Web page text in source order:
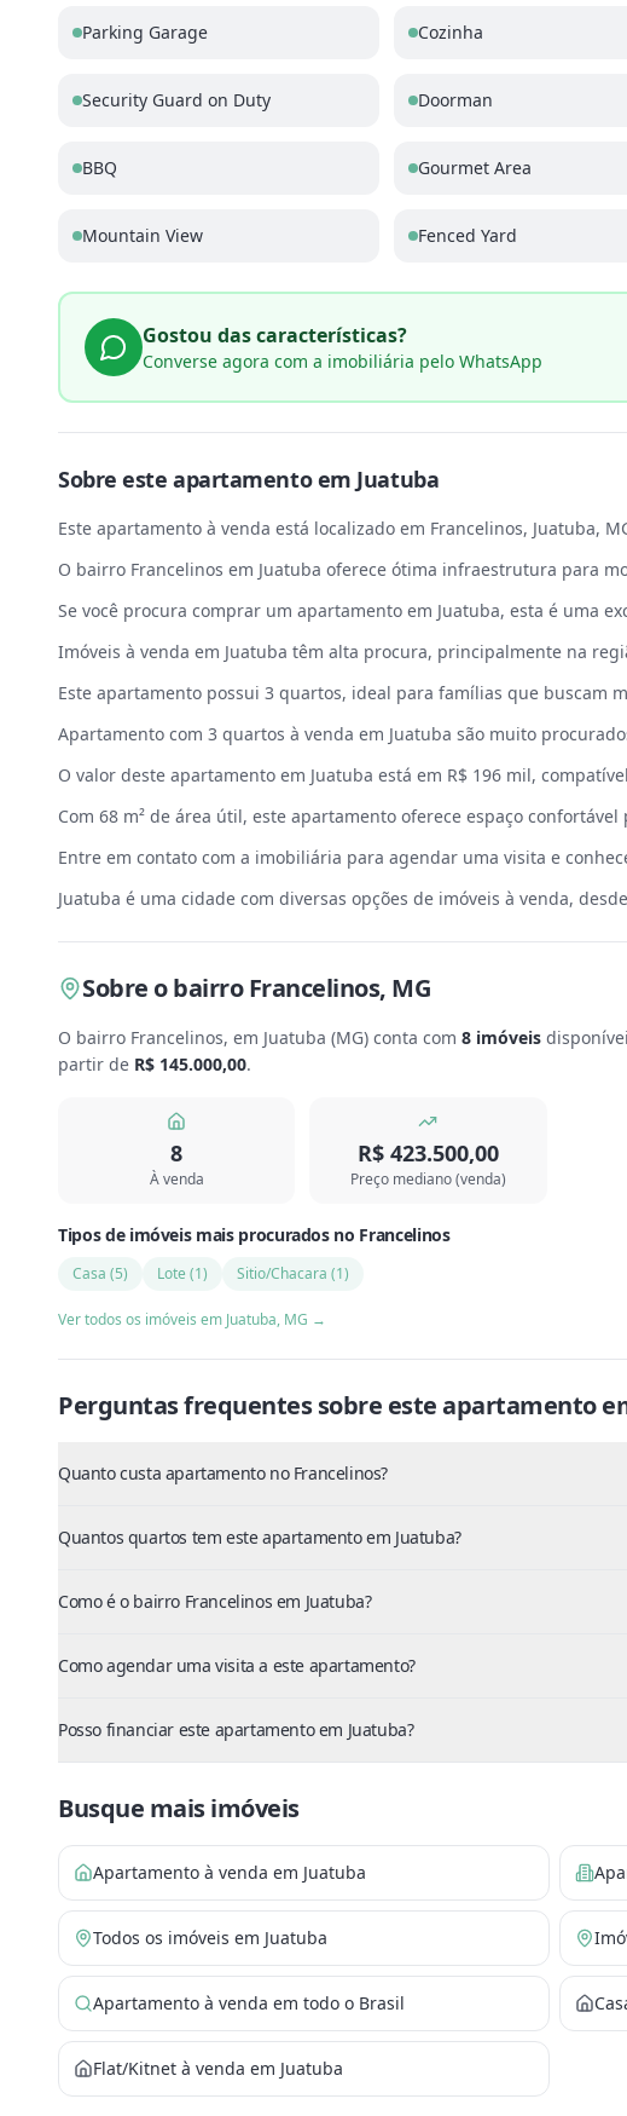
Parking Garage Cozinha
Security Guard on Duty Doorman
BBQ Gourmet Area
Mountain View Fenced Yard
Gostou das características?
Converse agora com a imobiliária pelo WhatsApp
Sobre esteapartamentoem Juatuba
Este apartamento à venda está localizado em Francelinos, Juatuba,
O bairro Francelinos em Juatuba oferece ótima infraestrutura para
Se você procura comprar um apartamento em Juatuba, esta é uma
Imóveis à venda em Juatuba têm alta procura, principalmente na
Este apartamento possui 3 quartos, ideal para famílias que buscam
Apartamento com 3 quartos à venda em Juatuba são muito
O valor deste apartamento em Juatuba está em R$ 196 mil,
Com 68 m² de área útil, este apartamento oferece espaço confortável
Entre em contato com a imobiliária para agendar uma visita e
Juatuba é uma cidade com diversas opções de imóveis à venda,
Sobre o bairro Francelinos, MG
O bairro Francelinos, em Juatuba (MG) conta com 8 imóveis
partir de R$ 145.000,00.
8
À venda
R$ 423.500,00
Preço mediano (venda)
Tipos de imóveis mais procurados no Francelinos
Casa (5) Lote (1) Sitio/Chacara (1)
Ver todos os imóveis em Juatuba, MG →
Perguntas frequentes sobre esteapartamento
Quanto custa apartamento no Francelinos?
Quantos quartos tem este apartamento em Juatuba?
Como é o bairro Francelinos em Juatuba?
Como agendar uma visita a este apartamento?
Posso financiar este apartamento em Juatuba?
Busque mais imóveis
Apartamento à venda em Juatuba
Todos os imóveis em Juatuba
Apartamento à venda em todo o Brasil
Flat/Kitnet à venda em Juatuba